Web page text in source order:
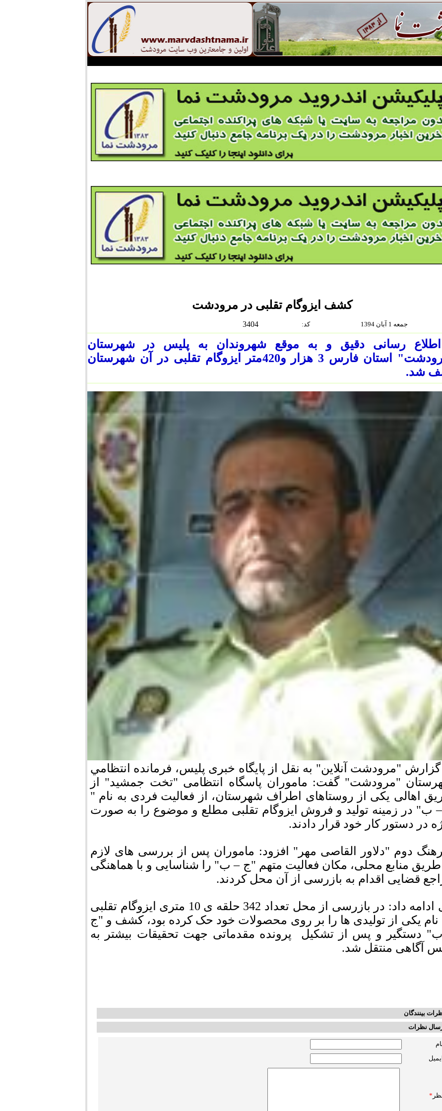
کشف ایزوگام تقلبی در مرودشت
3404 :كد جمعه 1 آبان 1394
اطلاع رسانی دقیق و به موقع شهروندان به پلیس در شهرستان
"مرودشت" استان فارس 3 هزار و420متر ایزوگام تقلبی در آن شهرستان
شد.
گزارش "مرودشت آنلاین" به نقل از پایگاه خبری پلیس، فرمانده انتظامي
"مرودشت" گفت: ماموران پاسگاه انتظامی "تخت جمشید" از
اهالی یکی از روستاهای اطراف شهرستان، از فعالیت فردی به نام "
ب" در زمینه تولید و فروش ایزوگام تقلبی مطلع و موضوع را به صورت
در دستور کار خود قرار دادند.
دوم "دلاور القاصی مهر" افزود: ماموران پس از بررسی های لازم
طریق منابع محلی، مکان فعالیت متهم "ج – ب" را شناسایی و با هماهنگی
قضایی اقدام به بازرسی از آن محل كردند.
وی ادامه داد: در بازرسی از محل تعداد 342 حلقه ی 10 متری ایزوگام تقلبی
نام یکی از تولیدی ها را بر روی محصولات خود حک كرده بود، کشف و "ج
دستگیر و پس از تشکیل پرونده مقدماتی جهت تحقیقات بیشتر به
آگاهی منتقل شد.
بینندگان
نظرات
ایمیل
*